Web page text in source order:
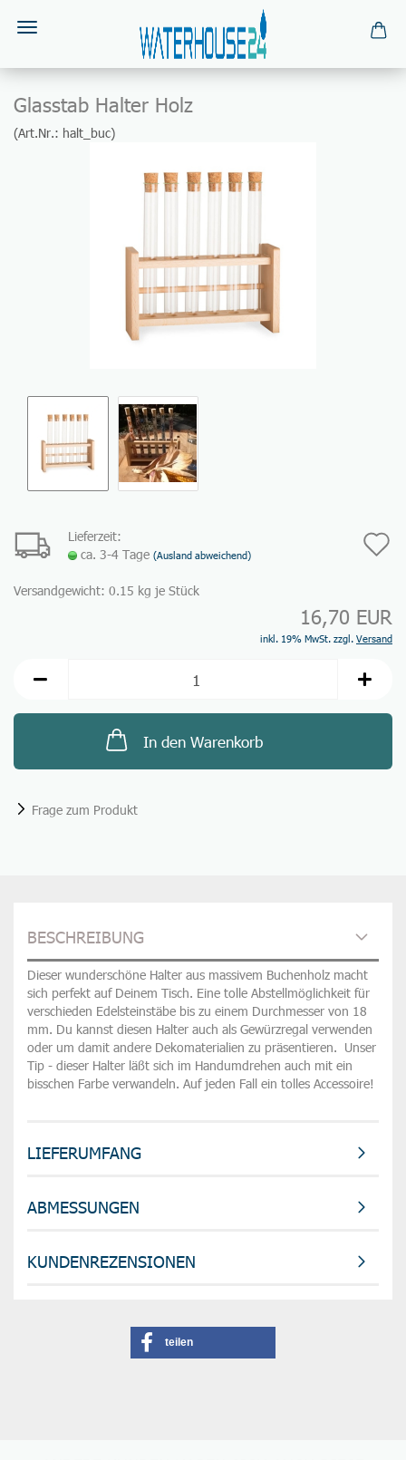
Glasstab Halter Holz
(Art.Nr.: halt_buc)
Lieferzeit:
ca. 3-4 Tage (Ausland abweichend)
Versandgewicht: 0.15 kg je Stück
16,70 EUR
inkl. 19% MwSt. zzgl. Versand
In den Warenkorb
Frage zum Produkt
BESCHREIBUNG
Dieser wunderschöne Halter aus massivem Buchenholz macht
sich perfekt auf Deinem Tisch. Eine tolle Abstellmöglichkeit für
verschieden Edelsteinstäbe bis zu einem Durchmesser von 18
mm. Du kannst diesen Halter auch als Gewürzregal verwenden
oder um damit andere Dekomaterialien zu präsentieren. Unser
Tip - dieser Halter läßt sich im Handumdrehen auch mit ein
bisschen Farbe verwandeln. Auf jeden Fall ein tolles Accessoire!
LIEFERUMFANG
ABMESSUNGEN
KUNDENREZENSIONEN
teilen